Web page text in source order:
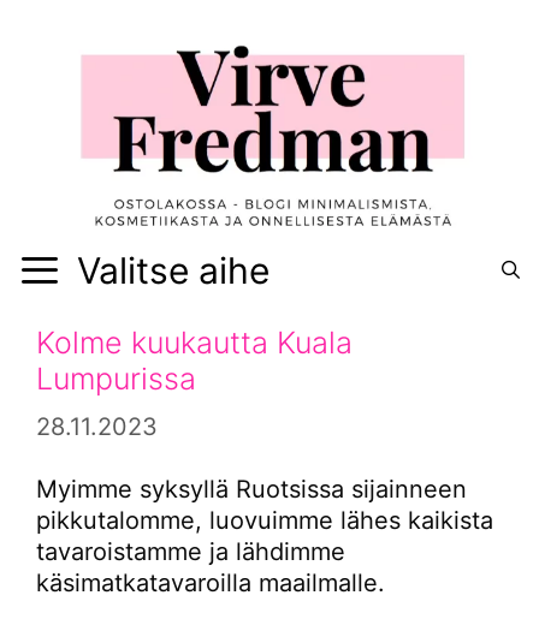
Valitse aihe
Kolme kuukautta Kuala
Lumpurissa
28.11.2023
Myimme syksyllä Ruotsissa sijainneen
pikkutalomme, luovuimme lähes kaikista
tavaroistamme ja lähdimme
käsimatkatavaroilla maailmalle.